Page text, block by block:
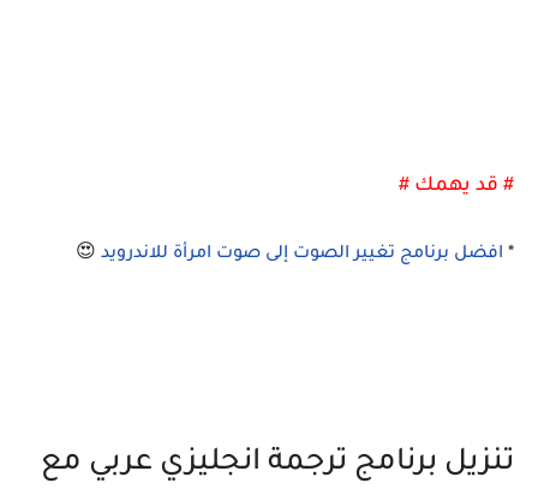
# قد يهمك #
* افضل برنامج تغيير الصوت إلى صوت امرأة للاندرويد 😍
تنزيل برنامج ترجمة انجليزي عربي مع